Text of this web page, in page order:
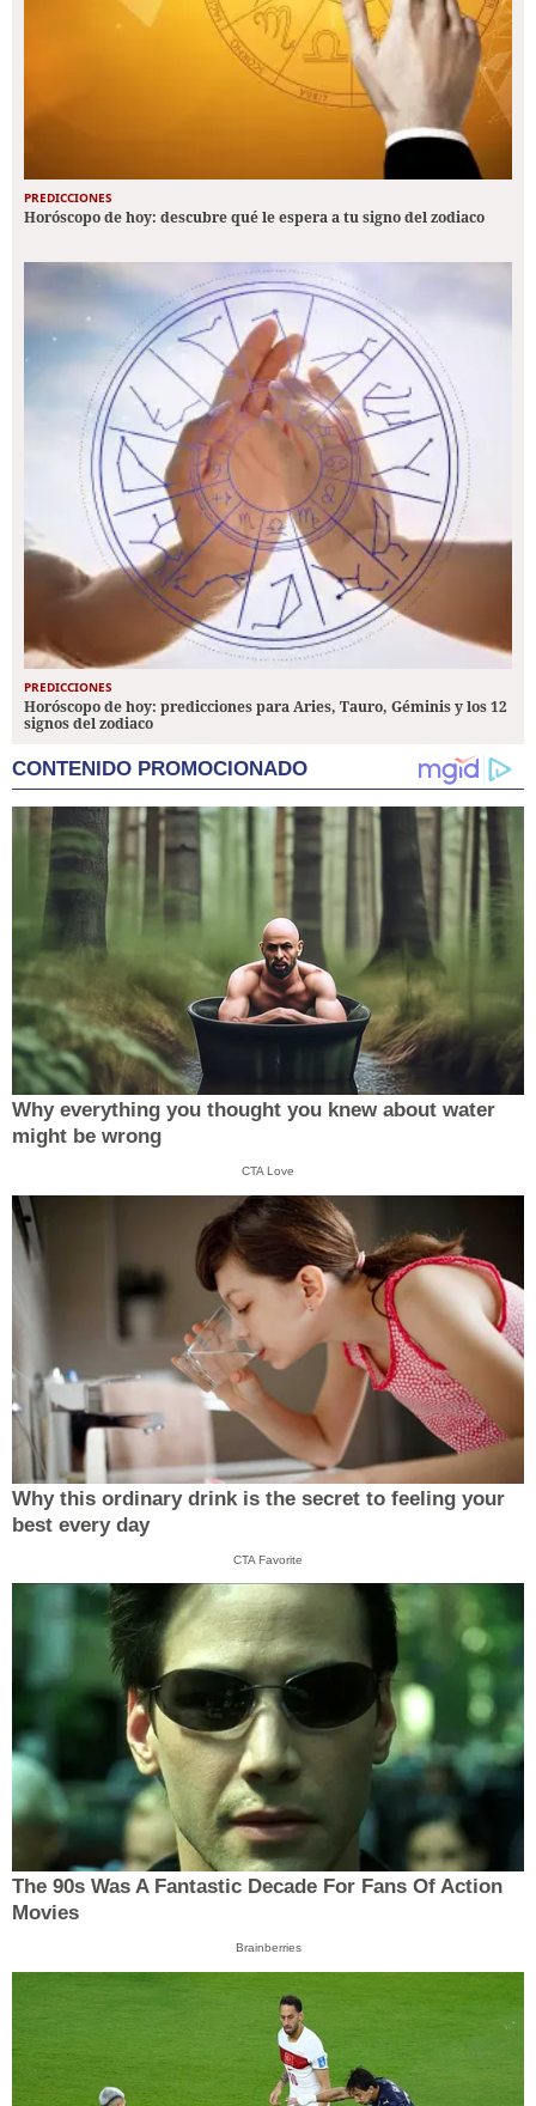
PREDICCIONES
Horóscopo de hoy: descubre qué le espera a tu signo del zodiaco
PREDICCIONES
Horóscopo de hoy: predicciones para Aries, Tauro, Géminis y los 12
signos del zodiaco
CONTENIDO PROMOCIONADO
Why everything you thought you knew about water
might be wrong
CTA Love
Why this ordinary drink is the secret to feeling your
best every day
CTA Favorite
The 90s Was A Fantastic Decade For Fans Of Action
Movies
Brainberries